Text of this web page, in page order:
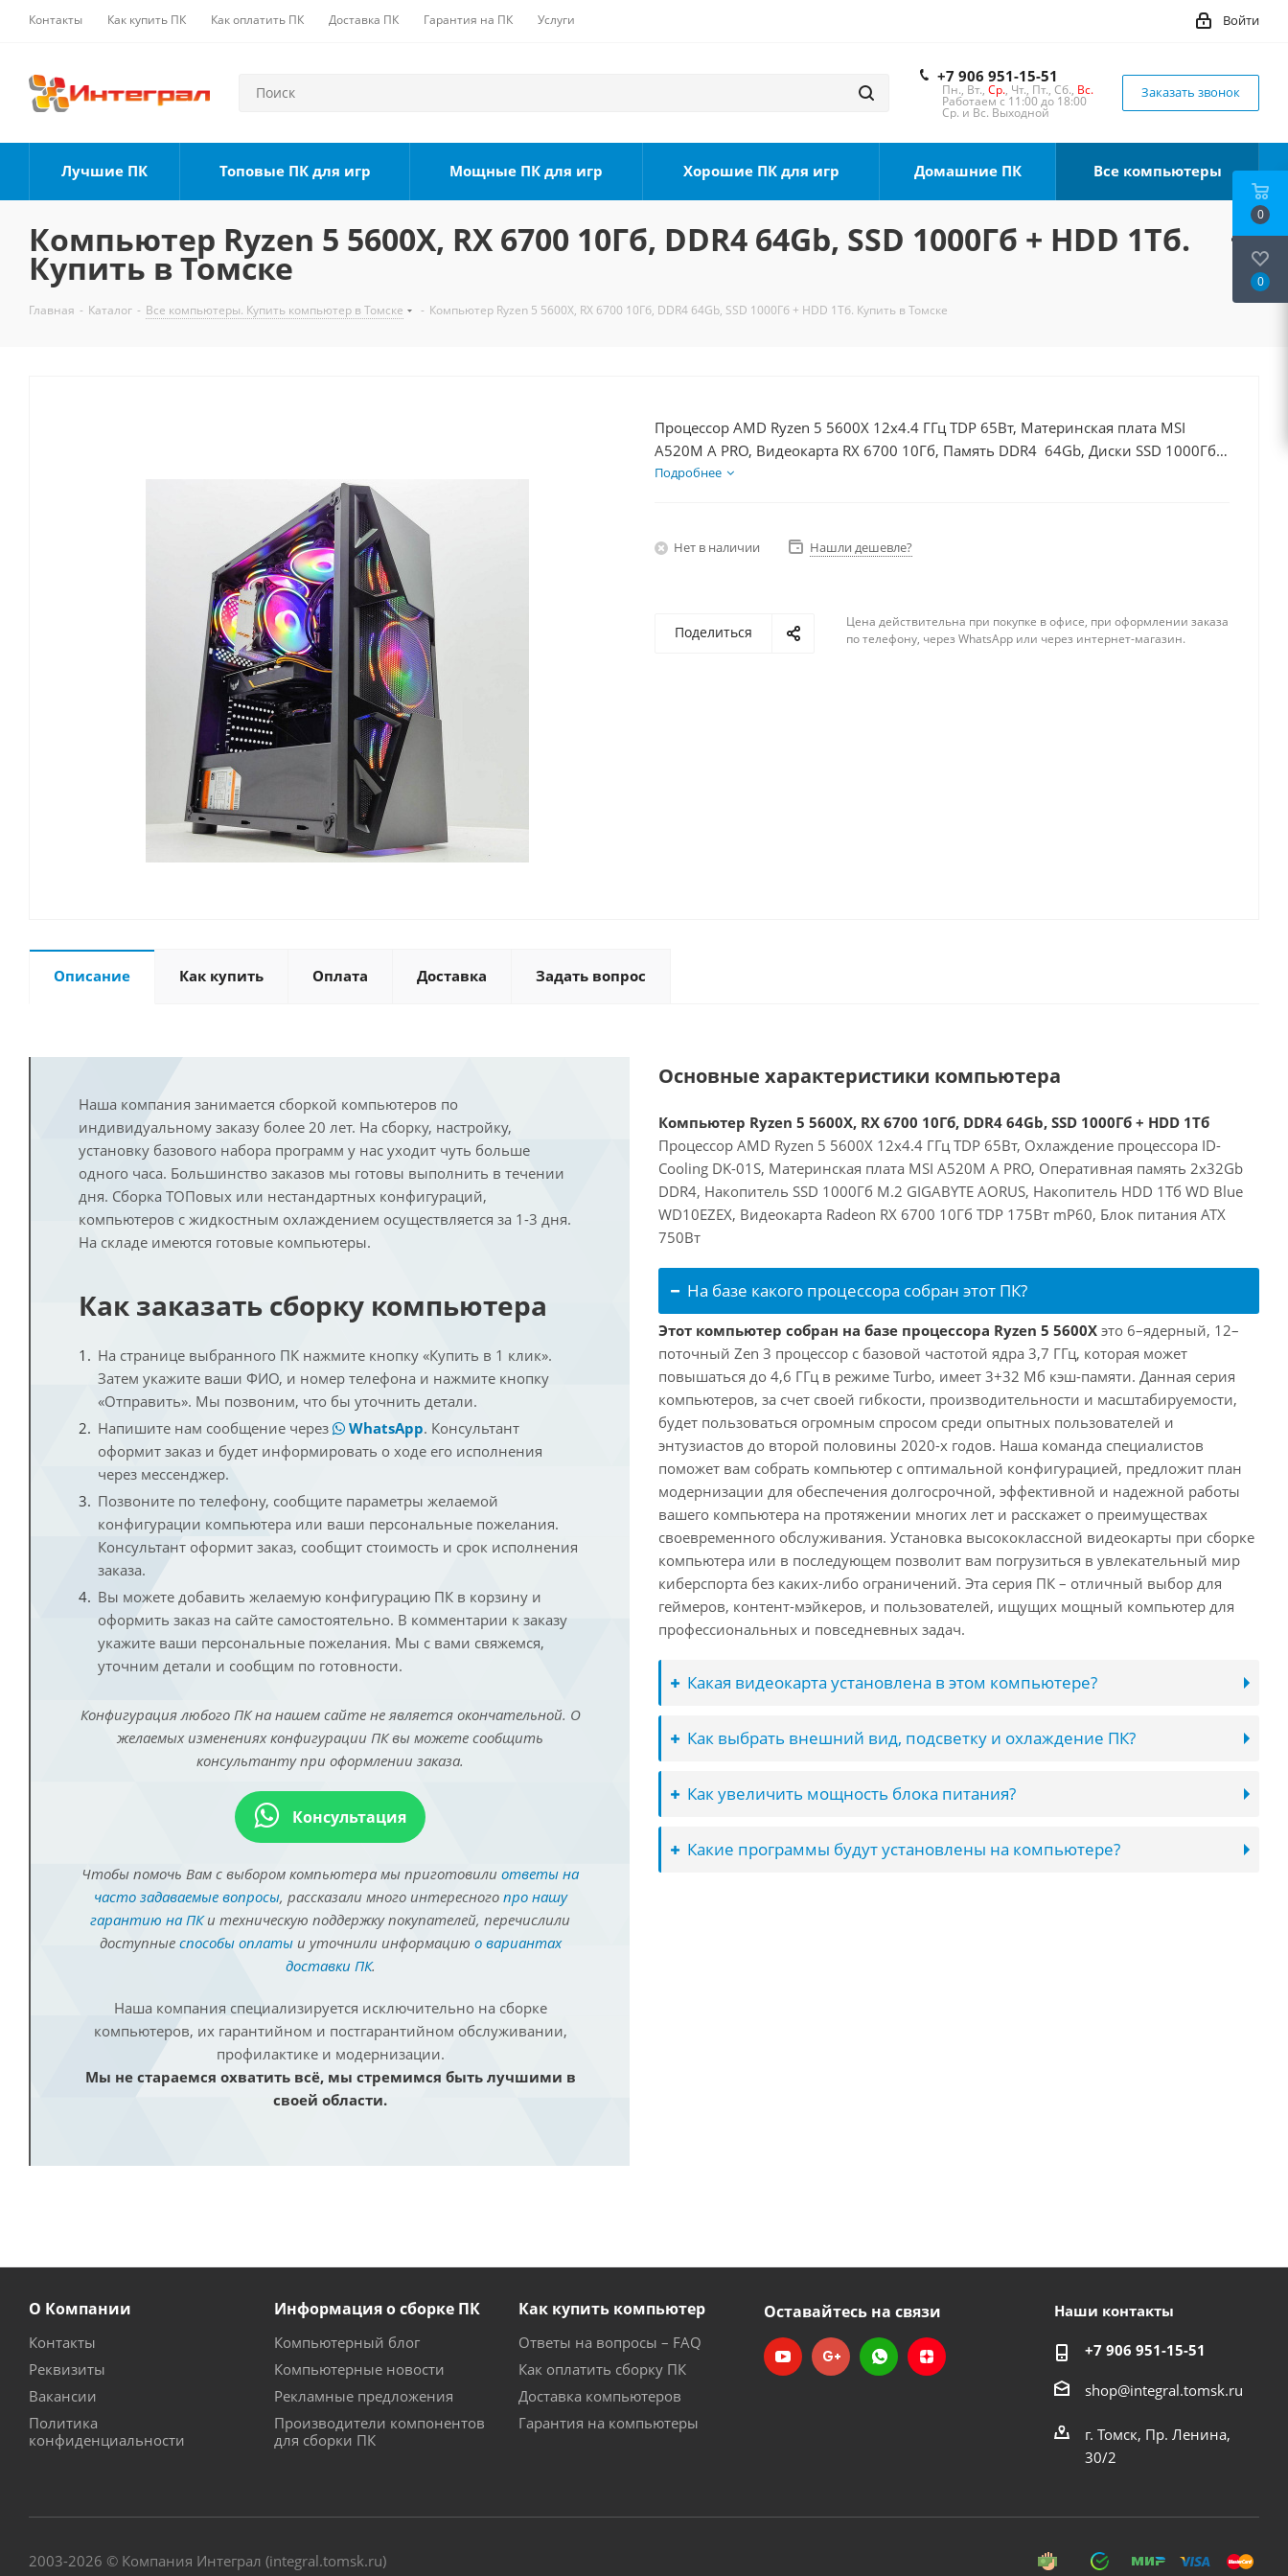
Контакты Как купить ПК Как оплатить ПК Доставка ПК Гарантия на ПК Услуги Войти
+7 906 951-15-51
Пн., Вт., Ср., Чт., Пт., Сб., Вс.
Работаем с 11:00 до 18:00
Ср. и Вс. Выходной
Заказать звонок
Лучшие ПК Топовые ПК для игр Мощные ПК для игр Хорошие ПК для игр Домашние ПК Все компьютеры
Компьютер Ryzen 5 5600X, RX 6700 10Гб, DDR4 64Gb, SSD 1000Гб + HDD 1Тб.
Купить в Томске
Главная - Каталог - Все компьютеры. Купить компьютер в Томске - Компьютер Ryzen 5 5600X, RX 6700 10Гб, DDR4 64Gb, SSD 1000Гб + HDD 1Тб. Купить в Томске
Процессор AMD Ryzen 5 5600X 12x4.4 ГГц TDP 65Вт, Материнская плата MSI
A520M A PRO, Видеокарта RX 6700 10Гб, Память DDR4 64Gb, Диски SSD 1000Гб +
HDD 1Тб, БП 750Вт
Подробнее
Нет в наличии Нашли дешевле?
Поделиться
Цена действительна при покупке в офисе, при оформлении заказа
по телефону, через WhatsApp или через интернет-магазин.
Описание Как купить Оплата Доставка Задать вопрос
Наша компания занимается сборкой компьютеров по
индивидуальному заказу более 20 лет. На сборку, настройку,
установку базового набора программ у нас уходит чуть больше
одного часа. Большинство заказов мы готовы выполнить в течении
дня. Сборка ТОПовых или нестандартных конфигураций,
компьютеров с жидкостным охлаждением осуществляется за 1-3 дня.
На складе имеются готовые компьютеры.
Как заказать сборку компьютера
На странице выбранного ПК нажмите кнопку «Купить в 1 клик».
Затем укажите ваши ФИО, и номер телефона и нажмите кнопку
«Отправить». Мы позвоним, что бы уточнить детали.
Напишите нам сообщение через
WhatsApp. Консультант
оформит заказ и будет информировать о ходе его исполнения
через мессенджер.
Позвоните по телефону, сообщите параметры желаемой
конфигурации компьютера или ваши персональные пожелания.
Консультант оформит заказ, сообщит стоимость и срок исполнения
заказа.
Вы можете добавить желаемую конфигурацию ПК в корзину и
оформить заказ на сайте самостоятельно. В комментарии к заказу
укажите ваши персональные пожелания. Мы с вами свяжемся,
уточним детали и сообщим по готовности.
Конфигурация любого ПК на нашем сайте не является окончательной. О
желаемых изменениях конфигурации ПК вы можете сообщить
консультанту при оформлении заказа.
Консультация
Чтобы помочь Вам с выбором компьютера мы приготовили ответы на
часто задаваемые вопросы, рассказали много интересного про нашу
гарантию на ПКи техническую поддержку покупателей, перечислили
доступные способы оплатыи уточнили информацию о вариантах
доставки ПК.
Наша компания специализируется исключительно на сборке
компьютеров, их гарантийном и постгарантийном обслуживании,
профилактике и модернизации.
Мы не стараемся охватить всё, мы стремимся быть лучшими в
своей области.
Основные характеристики компьютера
Компьютер Ryzen 5 5600X, RX 6700 10Гб, DDR4 64Gb, SSD 1000Гб + HDD 1Тб
Процессор AMD Ryzen 5 5600X 12x4.4 ГГц TDP 65Вт, Охлаждение процессора ID-
Cooling DK-01S, Материнская плата MSI A520M A PRO, Оперативная память 2x32Gb
DDR4, Накопитель SSD 1000Гб M.2 GIGABYTE AORUS, Накопитель HDD 1Тб WD Blue
WD10EZEX, Видеокарта Radeon RX 6700 10Гб TDP 175Вт mP60, Блок питания ATX
750Вт
На базе какого процессора собран этот ПК?
Этот компьютер собран на базе процессора Ryzen 5 5600X это 6–ядерный, 12–
поточный Zen 3 процессор с базовой частотой ядра 3,7 ГГц, которая может
повышаться до 4,6 ГГц в режиме Turbo, имеет 3+32 Мб кэш-памяти. Данная серия
компьютеров, за счет своей гибкости, производительности и масштабируемости,
будет пользоваться огромным спросом среди опытных пользователей и
энтузиастов до второй половины 2020-х годов. Наша команда специалистов
поможет вам собрать компьютер с оптимальной конфигурацией, предложит план
модернизации для обеспечения долгосрочной, эффективной и надежной работы
вашего компьютера на протяжении многих лет и расскажет о преимуществах
своевременного обслуживания. Установка высококлассной видеокарты при сборке
компьютера или в последующем позволит вам погрузиться в увлекательный мир
киберспорта без каких-либо ограничений. Эта серия ПК – отличный выбор для
геймеров, контент-мэйкеров, и пользователей, ищущих мощный компьютер для
профессиональных и повседневных задач.
Какая видеокарта установлена в этом компьютере?
Как выбрать внешний вид, подсветку и охлаждение ПК?
Как увеличить мощность блока питания?
Какие программы будут установлены на компьютере?
О Компании
Контакты
Реквизиты
Вакансии
Политика
конфиденциальности
Информация о сборке ПК
Компьютерный блог
Компьютерные новости
Рекламные предложения
Производители компонентов
для сборки ПК
Как купить компьютер
Ответы на вопросы – FAQ
Как оплатить сборку ПК
Доставка компьютеров
Гарантия на компьютеры
Оставайтесь на связи Наши контакты
+7 906 951-15-51
shop@integral.tomsk.ru
г. Томск, Пр. Ленина,
30/2
2003-2026 © Компания Интеграл (integral.tomsk.ru)
0
0